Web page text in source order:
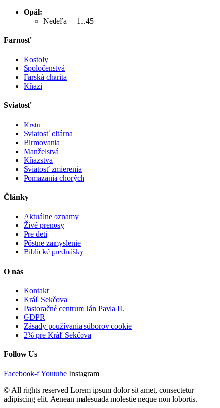
Opál:
Nedeľa – 11.45
Farnosť
Kostoly
Spoločenstvá
Farská charita
Kňazi
Sviatosť
Krstu
Sviatosť oltárna
Birmovania
Manželstvá
Kňazstva
Sviatosť zmierenia
Pomazania chorých
Články
Aktuálne oznamy
Živé prenosy
Pre deti
Pôstne zamyslenie
Biblické prednášky
O nás
Kontakt
Kráľ Sekčova
Pastoračné centrum Ján Pavla II.
GDPR
Zásady používania súborov cookie
2% pre Kráľ Sekčova
Follow Us
Facebook-fYoutube Instagram
© All rights reserved Lorem ipsum dolor sit amet, consectetur
adipiscing elit. Aenean malesuada molestie neque non lobortis.